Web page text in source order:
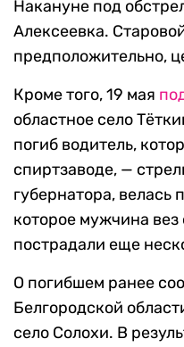
Накануне под
Алексеевка.
предположительно,
Кроме того, 19 мая
областное село
погиб водитель,
спиртзаводе, —
губернатора, велась
которое мужчина
пострадали еще
О погибшем ранее
Белгородской
село Солохи. В